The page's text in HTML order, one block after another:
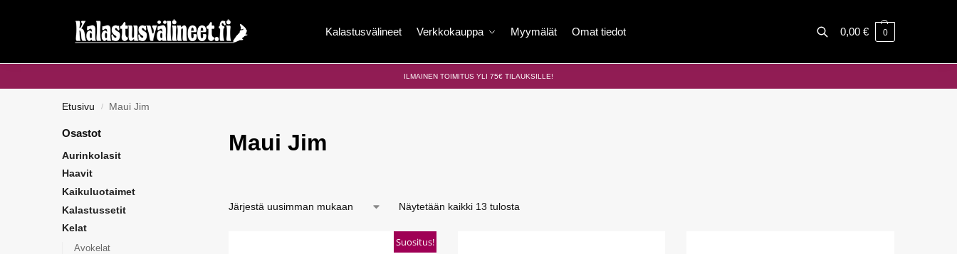
Kalastusvälineet Verkkokauppa Myymälät Omat tiedot 0,00 € 0
ILMAINEN TOIMITUS YLI 75€ TILAUKSILLE!
Etusivu / Maui Jim
Maui Jim
Näytetään kaikki 13 tulosta
Suositus!
Osastot
Aurinkolasit
Haavit
Kaikuluotaimet
Kalastussetit
Kelat
Avokelat